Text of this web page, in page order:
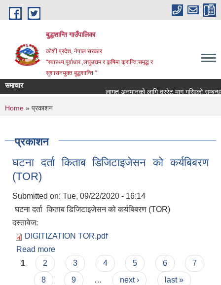
Skip to main content
बुद्धशान्ति गाउँपालिका
कोशी प्रदेश, नेपाल सरकार
"स्वास्थ्य,पूर्वाधार ,लघुउद्यम र कृषिमा क्रान्ति:समृद्ध र
सुशासनयुक्त बुद्धशान्ति "
समाचार
लागत अनुमानको लागि दररेट माग गरिएको सम्बन्धमा
You are here
Home » प्रकाशन
प्रकाशन
घटना दर्ता किताब डिजिटाइजेसन को कर्यबिबरण
(TOR)
Submitted on: Tue, 09/22/2020 - 16:14
घटना दर्ता किताब डिजिटाइजेसन को कर्यबिबरण (TOR)
दस्तावेज:
DIGITIZATION TOR.pdf
Read more
(TOR)
Pages
1 2 3 4 5 6
7
8
9 … next › last »